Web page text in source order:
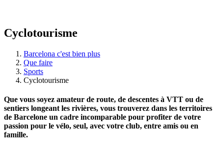
Cyclotourisme
Barcelona c'est bien plus
Que faire
Sports
Cyclotourisme
Que vous soyez amateur de route, de descentes à VTT ou de
sentiers longeant les rivières, vous trouverez dans les territoires
de Barcelone un cadre incomparable pour profiter de votre
passion pour le vélo, seul, avec votre club, entre amis ou en
famille.